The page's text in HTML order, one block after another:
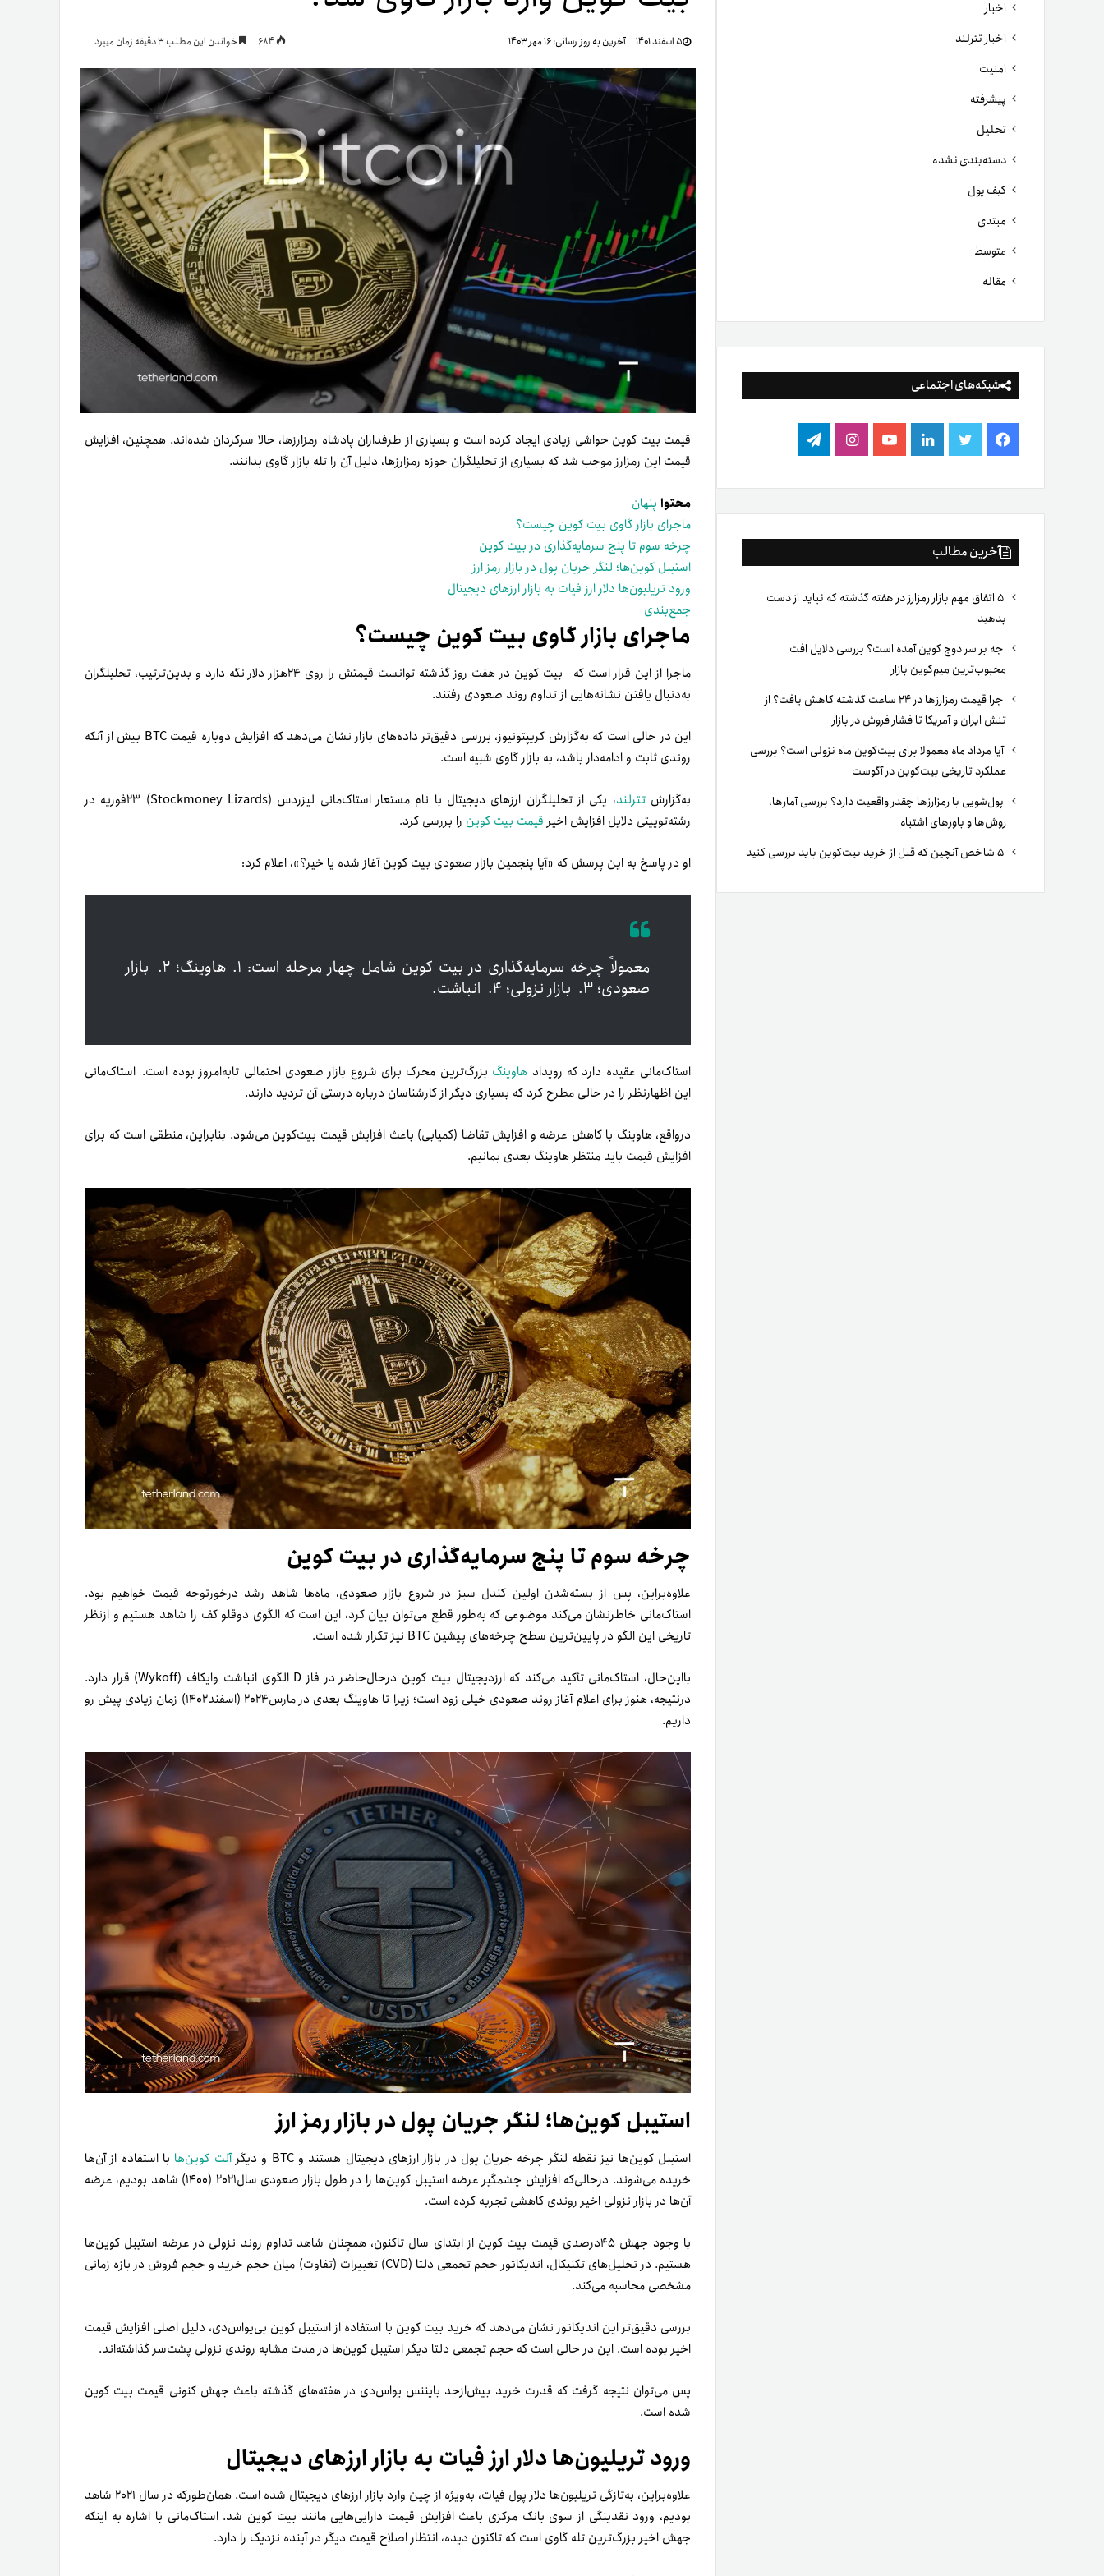
خروج
اخبار
اخبار تترلند
امنیت
پیشرفته
تحلیل
دسته‌بندی نشده
کیف پول
مبتدی
متوسط
مقاله
شبکه‌های اجتماعی
فیس
بوک
توییتر لینکدینیوتیوباینستاگرام
تلگرام
آخرین مطالب
۵ اتفاق مهم بازار رمزارز در هفته گذشته که نباید از دست
بدهید
چه بر سر دوج کوین آمده است؟ بررسی دلایل افت
محبوب‌ترین میم‌کوین بازار
چرا قیمت رمزارزها در ۲۴ ساعت گذشته کاهش یافت؟ از
تنش ایران و آمریکا تا فشار فروش در بازار
آیا مرداد ماه معمولا برای بیت‌کوین ماه نزولی است؟ بررسی
عملکرد تاریخی بیت‌کوین در آگوست
پول‌شویی با رمزارزها چقدر واقعیت دارد؟ بررسی آمارها،
روش‌ها و باورهای اشتباه
۵ اسفند ۱۴۰۱ آخرین به روز رسانی:۱۶ مهر ۱۴۰۳ خواندن این مطلب 3 دقیقه زمان میبرد
قیمت بیت کوین حواشی زیادی ایجاد کرده است و بسیاری از طرفداران پادشاه رمزارزها، حالا سرگردان شده‌اند. همچنین، افزایش
قیمت این رمزارز موجب شد که بسیاری از تحلیلگران حوزه رمزارزها، دلیل آن‌ را تله بازار گاوی بدانند.
محتوا پنهان
ماجرای بازار گاوی بیت کوین چیست؟
چرخه سوم تا پنج سرمایه‌گذاری در بیت کوین
استیبل کوین‌ها؛ لنگر جریان پول در بازار رمز ارز
ورود تریلیون‌ها دلار ارز فیات به بازار ارزهای دیجیتال
جمع‌بندی
ماجرای بازار گاوی بیت کوین چیست؟
ماجرا از این قرار است که بیت کوین در هفت‌ روز گذشته توانست قیمتش را روی ۲۴هزار دلار نگه دارد و بدین‌ترتیب، تحلیلگران
به‌دنبال یافتن نشانه‌‌هایی از تداوم روند صعودی رفتند.
این در حالی‌ است که به‌گزارش کریپتونیوز، بررسی دقیق‌تر داده‌های بازار نشان می‌دهد که افزایش دوباره قیمت BTC بیش از آنکه
روندی ثابت و ادامه‌دار باشد، به بازار گاوی شبیه است.
به‌گزارش تترلند
، یکی از تحلیلگران ارزهای دیجیتال با نام مستعار استاک‌مانی لیزردس (Stockmoney Lizards) ۲۳فوریه در
رشته‌توییتی دلایل افزایش اخیر قیمت بیت کوین را بررسی کرد.
او در پاسخ به این پرسش که «آیا پنجمین بازار صعودی بیت کوین آغاز شده یا خیر؟»، اعلام کرد:
معمولاً چرخه سرمایه‌گذاری در بیت کوین شامل چهار مرحله است: ۱. هاوینگ؛ ۲.
بازار
صعودی؛ ۳.
بازار نزولی؛ ۴. انباشت.
استاک‌مانی عقیده دارد که رویداد هاوینگ بزرگ‌ترین محرک برای شروع بازار صعودی احتمالی تا‌به‌امروز بوده است. استاک‌مانی
این اظهارنظر را در حالی مطرح کرد که بسیاری دیگر از کارشناسان درباره درستی آن تردید دارند.
در‌واقع، هاوینگ با کاهش عرضه و افزایش تقاضا (کمیابی) باعث افزایش قیمت بیت‌کوین می‌شود. بنابراین، منطقی است که برای
افزایش قیمت باید منتظر هاوینگ بعدی بمانیم.
چرخه سوم تا پنج سرمایه‌گذاری در بیت کوین
علاوه‌بر‌این، پس از بسته‌شدن اولین کندل سبز در شروع بازار صعودی، ماه‌ها شاهد رشد درخورتوجه قیمت خواهیم بود.
استاک‌مانی خاطرنشان می‌کند موضوعی که به‌طور قطع می‌توان بیان کرد، این است که الگوی دوقلو کف را شاهد هستیم و از‌نظر
تاریخی این الگو در پایین‌ترین سطح چرخه‌های پیشین BTC نیز تکرار شده است.
با‌این‌حال، استاک‌مانی تأکید می‌کند که ارزدیجیتال بیت کوین در‌حال‌حاضر در فاز D الگوی انباشت وایکاف (Wykoff) قرار دارد.
در‌نتیجه، هنوز برای اعلام آغاز روند صعودی خیلی زود است؛ زیرا تا هاوینگ بعدی در مارس۲۰۲۴ (اسفند۱۴۰۲) زمان زیادی پیش رو
داریم.
استیبل کوین‌ها؛ لنگر جریان پول در بازار رمز ارز
استیبل کوین‌ها نیز نقطه لنگر چرخه جریان پول در بازار ارزهای دیجیتال هستند و BTC و دیگر آلت کوین‌ها با استفاده از آن‌ها
خریده می‌شوند. در‌حالی‌که افزایش چشمگیر عرضه استیبل کوین‌ها را در طول بازار صعودی سال۲۰۲۱ (۱۴۰۰) شاهد بودیم، عرضه
آن‌ها در بازار نزولی اخیر روندی کاهشی تجربه کرده است.
با وجود جهش ۴۵درصدی قیمت بیت کوین از ابتدای سال تاکنون، همچنان شاهد تداوم روند نزولی در عرضه استیبل کوین‌ها
هستیم.
در تحلیل‌های تکنیکال، اندیکاتور حجم تجمعی دلتا (CVD) تغییرات (تفاوت) میان حجم خرید و حجم فروش در بازه زمانی
مشخصی محاسبه می‌کند.
بررسی دقیق‌تر این اندیکاتور نشان می‌دهد که خرید بیت کوین با استفاده از استیبل کوین بی‌یو‌اس‌دی، دلیل اصلی افزایش قیمت
اخیر بوده است. این در حالی است که حجم تجمعی دلتا دیگر استیبل کوین‌ها در مدت مشابه روندی نزولی پشت‌سر گذاشته‌اند.
پس می‌توان نتیجه گرفت که قدرت خرید بیش‌از‌حد بایننس یو‌اس‌دی در هفته‌های گذشته باعث جهش کنونی قیمت بیت کوین
شده است.
ورود تریلیون‌ها دلار ارز فیات به بازار ارزهای دیجیتال
علاوه‌بر‌این‌، به‌تازگی تریلیون‌ها دلار پول فیات، به‌ویژه از چین وارد بازار ارزهای دیجیتال شده است. همان‌طور‌که در سال ۲۰۲۱ شاهد
بودیم، ورود نقدینگی از سوی بانک مرکزی باعث افزایش قیمت دارایی‌هایی مانند بیت کوین شد. استاک‌مانی با اشاره به اینکه
جهش اخیر بزرگ‌ترین تله گاوی است که تاکنون دیده، انتظار اصلاح قیمت دیگر در آینده نزدیک را دارد.